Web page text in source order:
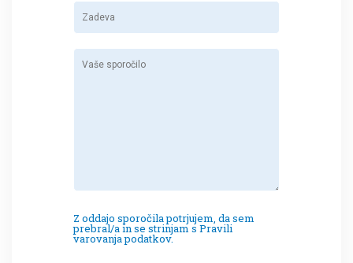
Z oddajo sporočila potrjujem, da sem
prebral/a in se strinjam s Pravili
varovanja podatkov.